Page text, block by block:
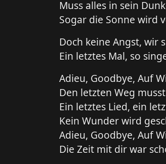
Muss alles in sein
Sogar die Sonne wird
Doch keine Angst, wir
Ein letztes Mal, so
Adieu, Goodbye, Auf
Den letzten Weg
Ein letztes Lied, ein
Kein Wunder wird
Adieu, Goodbye, Auf
Die Zeit mit dir war